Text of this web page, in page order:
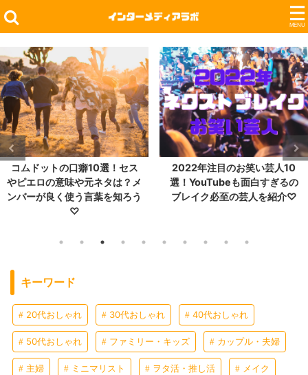
コムドットの口癖10選！セス
やピエロの意味や元ネタは？メ
ンバーが良く使う言葉を知ろう
♡
2022年注目のお笑い芸人10
選！YouTubeも面白すぎるの
ブレイク必至の芸人を紹介♡
キーワード
20代おしゃれ 30代おしゃれ 40代おしゃれ
50代おしゃれ ファミリー・キッズ カップル・夫婦
主婦 ミニマリスト ヲタ活・推し活 メイク